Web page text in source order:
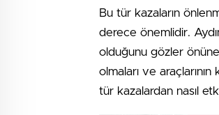
Bu tür kazaların
derece önemlidir.
olduğunu gözler önüne
olmaları ve
tür kazalardan nasıl